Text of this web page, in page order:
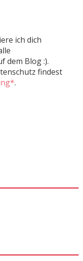
ich dich
dem Blog :).
findest
.